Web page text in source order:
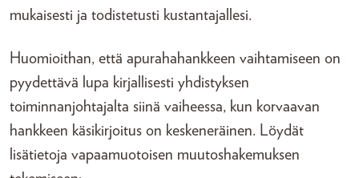
mukaisesti ja todistetusti kustantajallesi.
Huomioithan, että apurahahankkeen vaihtamiseen on
pyydettävä lupa kirjallisesti yhdistyksen
toiminnanjohtajalta siinä vaiheessa, kun korvaavan
hankkeen käsikirjoitus on keskeneräinen. Löydät
lisätietoja vapaamuotoisen muutoshakemuksen